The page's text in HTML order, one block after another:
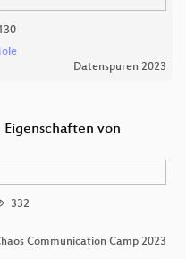
Datenspuren 2023
von
332
Communication Camp 2023